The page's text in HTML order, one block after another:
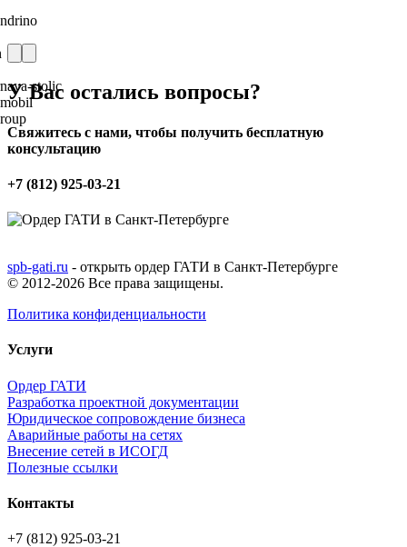
У Вас остались вопросы?
Свяжитесь с нами, чтобы получить бесплатную
консультацию
+7 (812) 925-03-21
spb-gati.ru - открыть ордер ГАТИ в Санкт-Петербурге
© 2012-2026 Все права защищены.
Политика конфиденциальности
Услуги
Ордер ГАТИ
Разработка проектной документации
Юридическое сопровождение бизнеса
Аварийные работы на сетях
Внесение сетей в ИСОГД
Полезные ссылки
Контакты
+7 (812) 925-03-21